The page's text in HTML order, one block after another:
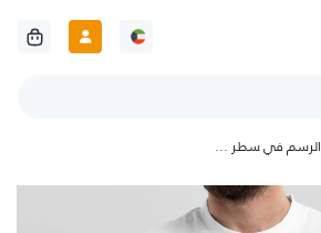
الرسم في سطر واحد لمحارب النينجا الياباني